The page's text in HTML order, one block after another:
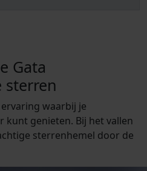
Gata
sterren
waarbij je
kunt genieten. Bij het vallen
sterrenhemel door de